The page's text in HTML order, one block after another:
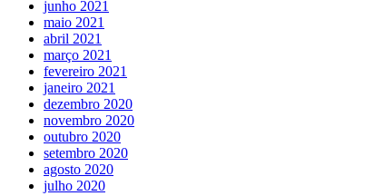
junho 2021
maio 2021
abril 2021
março 2021
fevereiro 2021
janeiro 2021
dezembro 2020
novembro 2020
outubro 2020
setembro 2020
agosto 2020
julho 2020